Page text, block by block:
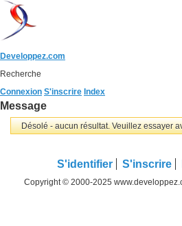
Developpez.com
Recherche
Connexion S'inscrire Index
Message
Désolé - aucun résultat. Veuillez essayer
S'identifier S'inscrire
Copyright © 2000-2025